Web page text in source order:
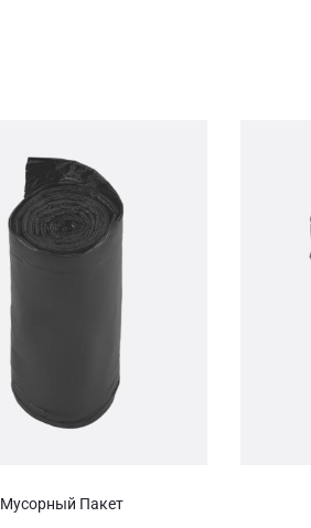
Мусорный Пакет